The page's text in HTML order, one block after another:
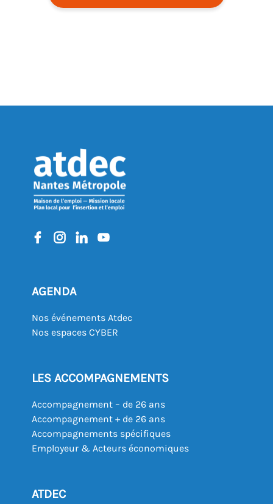
AGENDA
Nos événements Atdec
Nos espaces CYBER
LES ACCOMPAGNEMENTS
Accompagnement – de 26 ans
Accompagnement + de 26 ans
Accompagnements spécifiques
Employeur & Acteurs économiques
ATDEC